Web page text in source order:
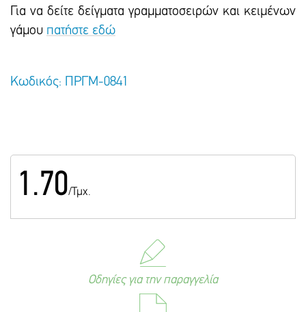
Για να δείτε δείγματα γραμματοσειρών και κειμένων
γάμου πατήστε εδώ
Κωδικός: ΠΡΓΜ-0841
1.70/Τμχ.
Οδηγίες για την παραγγελία